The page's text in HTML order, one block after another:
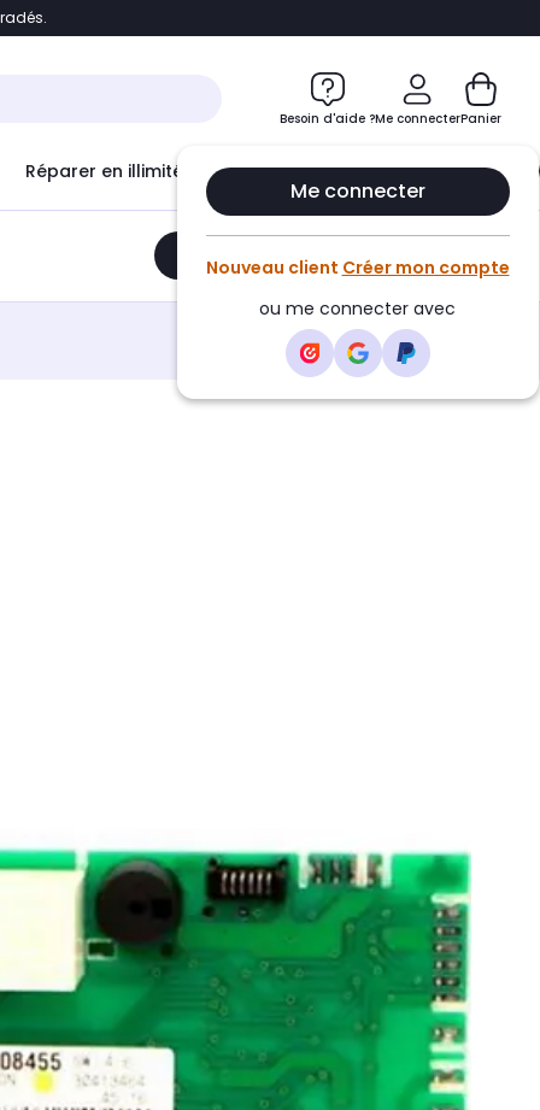
Accéder directement au chatbot
Besoin d'aide ?Me connecter
Me connecter
Nouveau client Créer mon compte
ou me connecter avec
Panier
Réparer en illimité avec Le Club Infinity
Ajouter au panier •